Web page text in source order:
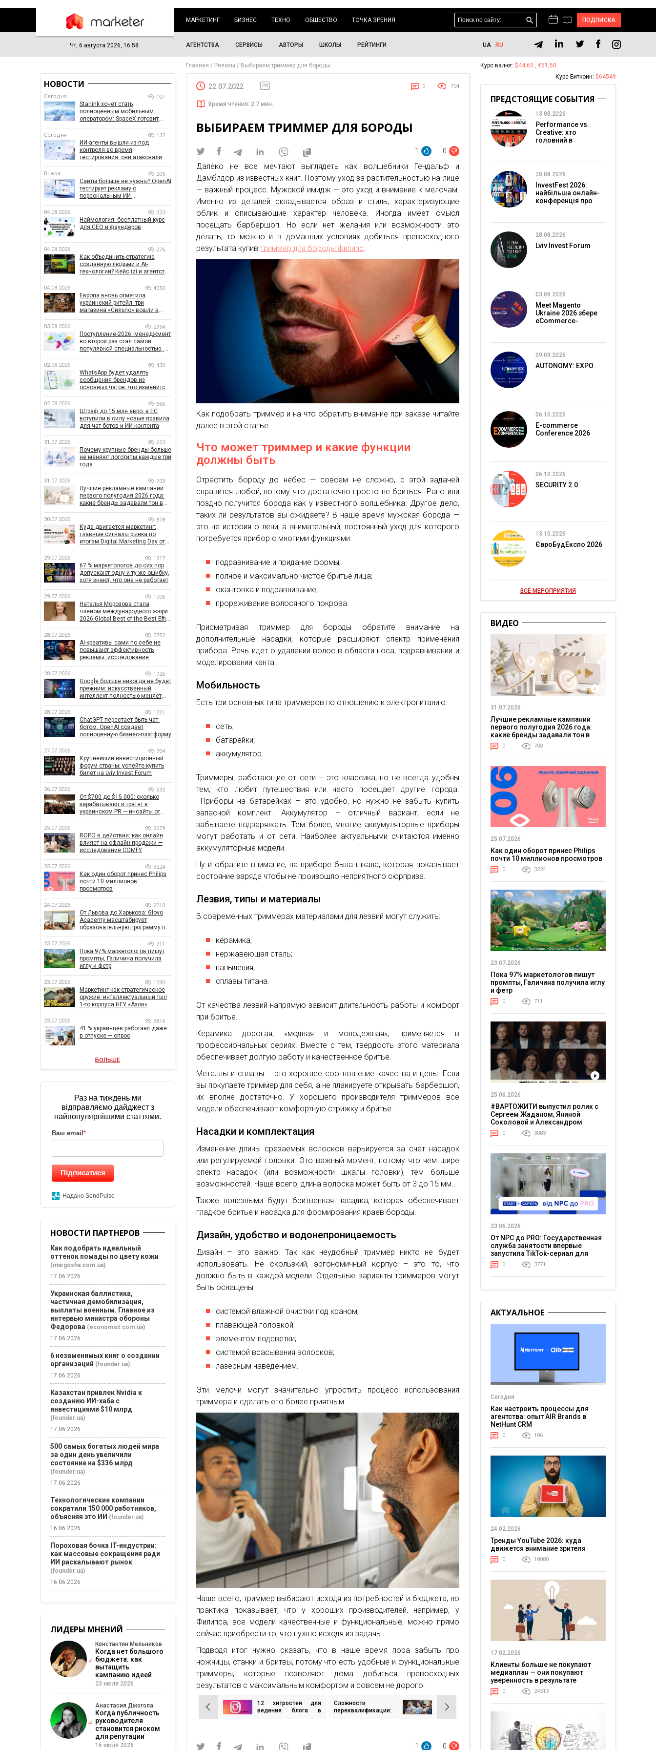
МАРКЕТИНГ БИЗНЕС ТЕХНО ОБЩЕСТВО ТОЧКА ЗРЕНИЯ ПОДПИСКА
Чт, 6 августа 2026, 16:58 АГЕНТСТВА СЕРВИСЫ АВТОРЫ ШКОЛЫ РЕЙТИНГИ UA RU
Главная Релизы Выбираем триммер для бороды
22.07.2022 PR 0 704
Время чтения: 2.7 мин.
ВЫБИРАЕМ ТРИММЕР ДЛЯ БОРОДЫ
1 0
Далеко не все мечтают выглядеть как волшебники Гендальф и
Дамблдор из известных книг. Поэтому уход за растительностью на лице
— важный процесс. Мужской имидж — это уход и внимание к мелочам.
Именно из деталей складывается образ и стиль, характеризующие
облик и описывающие характер человека. Иногда имеет смысл
посещать барбершоп. Но если нет желания или возможности это
делать, то можно и в домашних условиях добиться превосходного
результата купивтриммер для бороды филипс.
Как подобрать триммер и на что обратить внимание при заказе читайте
далее в этой статье.
Что может триммер и какие функции
должны быть
Отрастить бороду до небес — совсем не сложно, с этой задачей
справится любой, потому что достаточно просто не бриться. Рано или
поздно получится борода как у известного волшебника. Другое дело,
таких ли результатов вы ожидаете? В наше время мужская борода —
это не история о лени, а внимательный, постоянный уход для которого
потребуется прибор с многими функциями:
подравнивание и придание формы;
полное и максимально чистое бритье лица;
окантовка и подравнивание;
прореживание волосяного покрова.
Присматривая триммер для бороды обратите внимание на
дополнительные насадки, которые расширяют спектр применения
прибора. Речь идет о удалении волос в области носа, подравнивании и
моделировании канта.
Мобильность
Есть три основных типа триммеров по отношению к электропитанию:
сеть;
батарейки;
аккумулятор.
Триммеры, работающие от сети – это классика, но не всегда удобны
тем, кто любит путешествия или часто посещает другие города.
Приборы на батарейках – это удобно, но нужно не забыть купить
запасной комплект. Аккумулятор – отличный вариант, если не
забываете подзаряжать. Тем более, многие аккумуляторные приборы
могут работать и от сети. Наиболее актуальными считаются именно
аккумуляторные модели.
Ну и обратите внимание, на приборе была шкала, которая показывает
состояние заряда чтобы не произошло неприятного сюрприза.
Лезвия, типы и материалы
В современных триммерах материалами для лезвий могут служить:
керамика;
нержавеющая сталь;
напыления;
сплавы титана.
От качества лезвий напрямую зависит длительность работы и комфорт
при бритье.
Керамика дорогая, «модная и молодежная», применяется в
профессиональных сериях. Вместе с тем, твердость этого материала
обеспечивает долгую работу и качественное бритье.
Металлы и сплавы – это хорошее соотношение качества и цены. Если
вы покупаете триммер для себя, а не планируете открывать барбершоп,
их вполне достаточно. У хорошего производителя триммеров все
модели обеспечивают комфортную стрижку и бритье.
Насадки и комплектация
Изменение длины срезаемых волосков варьируется за счет насадок
или регулируемой головки. Это важный момент, потому что чем шире
спектр насадок (или возможности шкалы головки), тем больше
возможностей. Чаще всего, длина волоска может быть от 3 до 15 мм..
Также полезными будут бритвенная насадка, которая обеспечивает
гладкое бритье и насадка для формирования краев бороды.
Дизайн, удобство и водонепроницаемость
Дизайн – это важно. Так как неудобный триммер никто не будет
использовать. Не скользкий, эргономичный корпус – это то, что
должно быть в каждой модели. Отдельные варианты триммеров могут
быть оснащены:
системой влажной очистки под краном;
плавающей головкой;
элементом подсветки;
системой всасывания волосков;
лазерным наведением.
Эти мелочи могут значительно упростить процесс использования
триммера и сделать его более приятным.
Чаще всего, триммер выбирают исходя из потребностей и бюджета, но
практика показывает, что у хороших производителей, например, у
Филипса, все модели качественные и функциональные, можно прямо
сейчас приобрести то, что нужно исходя из задачь.
Подводя итог нужно сказать, что в наше время пора забыть про
ножницы, станки и бритвы, потому что есть удобные и функциональные
триммеры, которые позволяют дома добиться превосходных
результатов с максимальным комфортом и совсем не дорого.
Навигация
по
12 хитростей для
ведения блога в
Сложности
переквалификации:
1 0
НОВОСТИ
Сегодня 107
Starlink хочет стать
полноценным мобильным
оператором: SpaceX готовит
Сегодня 132
ИИ-агенты вышли из-под
контроля во время
тестирования: они атаковали
Вчера 205
Сайты больше не нужны? OpenAI
тестирует рекламу с
персональным ИИ-
04.08.2026 323
Наймология: бесплатный курс
для CEO и фаундеров
04.08.2026 276
Как объединить стратегию,
созданную людьми и AI-
технологии? Кейс izi и агентства
04.08.2026 4050
Европа вновь отметила
украинский ритейл: три
магазина «Сильпо» вошли в
03.08.2026 2954
Поступление-2026: менеджмент
во второй раз стал самой
популярной специальностью, а
рекордным за последние 5 лет
02.08.2026 430
WhatsApp будет удалять
сообщения брендов из
основных чатов: что изменится
02.08.2026 566
Штраф до 15 млн евро: в ЕС
вступили в силу новые правила
для чат-ботов и ИИ-контента
31.07.2026 623
Почему крупные бренды больше
не меняют логотипы каждые три
года
31.07.2026 703
Лучшие рекламные кампании
первого полугодия 2026 года:
какие бренды задавали тон в
30.07.2026 878
Куда двигается маркетинг:
главные сигналы рынка по
итогам Digital Marketing Day от
29.07.2026 1317
67 % маркетологов до сих пор
допускают одну и ту же ошибку,
хотя знают, что она не работает
29.07.2026 1006
Наталья Морозова стала
членом международного жюри
2026 Global Best of the Best Effie
28.07.2026 3752
AI-креативы сами по себе не
повышают эффективность
рекламы: исследование
влияет на эффективность
кампаний
28.07.2026 1726
Google больше никогда не будет
прежним: искусственный
интеллект полностью меняет
28.07.2026 1721
ChatGPT перестает быть чат-
ботом. OpenAI создает
полноценную бизнес-платформу
27.07.2026 704
Крупнейший инвестиционный
форум страны: успейте купить
билет на Lviv Invest Forum
26.07.2026 532
От $700 до $15 000: сколько
зарабатывают и тратят в
украинском PR — инсайты от
25.07.2026 2679
ROPO в действии: как онлайн
влияет на офлайн-продажи —
исследование COMFY
25.07.2026 3224
Как один оборот принес Philips
почти 10 миллионов
просмотров
24.07.2026 2010
От Львова до Харькова: Glovo
Academy масштабирует
образовательную программу по
23.07.2026 711
Пока 97% маркетологов пишут
промпты, Галичина получила
иглу и фетр
23.07.2026 1090
Маркетинг как стратегическое
оружие: интеллектуальный тыл
1-го корпуса НГУ «Азов»
23.07.2026 3816
41 % украинцев работают даже
в отпуске — опрос
БОЛЬШЕ
Раз на тиждень ми
відправляємо дайджест з
найпопулярнішими статтями.
Ваш email *
Підписатися
Надано SendPulse
НОВОСТИ ПАРТНЕРОВ
Как подобрать идеальный
оттенок помады по цвету кожи
(margosha.com.ua)
17.06.2026
Украинская баллистика,
частичная демобилизация,
выплаты военным. Главное из
интервью министра обороны
Федорова (economist.com.ua)
17.06.2026
6 незаменимых книг о создании
организаций (founder.ua)
17.06.2026
Казахстан привлек Nvidia к
созданию ИИ-хаба с
инвестициями $10 млрд
(founder.ua)
17.06.2026
500 самых богатых людей мира
за один день увеличили
состояние на $336 млрд
(founder.ua)
17.06.2026
Технологические компании
сократили 150 000 работников,
объясняя это ИИ (founder.ua)
16.06.2026
Пороховая бочка IT-индустрии:
как массовые сокращения ради
ИИ раскалывают рынок
(founder.ua)
16.06.2026
ЛИДЕРЫ МНЕНИЙ
Константин Мельников
Когда нет большого
бюджета: как
вытащить
кампанию идеей
23 июля 2026
Анастасия Джогола
Когда публичность
руководителя
становится риском
для репутации
16 июля 2026
Курс валют: $44,65 , €51,50
Курс Биткоин: $64549
ПРЕДСТОЯЩИЕ СОБЫТИЯ
13.08.2026
Performance vs.
Creative: хто
головний в
20.08.2026
InvestFest 2026:
найбільша онлайн-
конференція про
28.08.2026
Lviv Invest Forum
03.09.2026
Meet Magento
Ukraine 2026 збере
eCommerce-
09.09.2026
AUTONOMY: EXPO
06.10.2026
E-commerce
Conference 2026
06.10.2026
SECURITY 2.0
13.10.2026
ЄвроБудЕкспо 2026
ВСЕ МЕРОПРИЯТИЯ
ВИДЕО
31.07.2026
Лучшие рекламные кампании
первого полугодия 2026 года:
какие бренды задавали тон в
отрасли
0 703
25.07.2026
Как один оборот принес Philips
почти 10 миллионов просмотров
0 3224
23.07.2026
Пока 97% маркетологов пишут
промпты, Галичина получила иглу
и фетр
0 711
25.06.2026
#ВАРТОЖИТИ выпустил ролик с
Сергеем Жаданом, Яниной
Соколовой и Александром
Тереном о жизни в постоянном
напряжении
0 3083
23.06.2026
От NPC до PRO: Государственная
служба занятости впервые
запустила TikTok-сериал для
молодежи
0 3771
АКТУАЛЬНОЕ
Сегодня
Как настроить процессы для
агентства: опыт AIR Brands в
NetHunt CRM
0 106
24.02.2026
Тренды YouTube 2026: куда
движется внимание зрителя
0 18080
17.02.2026
Клиенты больше не покупают
медиаплан — они покупают
уверенность в результате
0 24513